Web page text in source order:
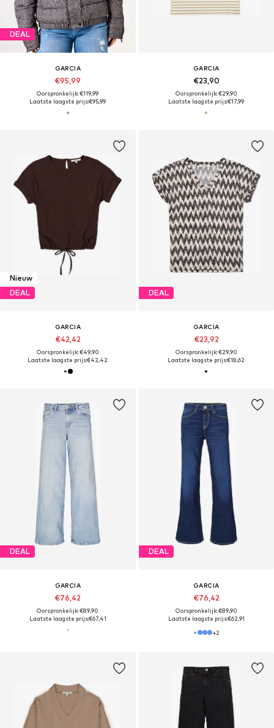
DEAL
GARCIA
€95,99
Oorspronkelijk: €119,99
Laatste laagste prijs:€95,99
GARCIA
€23,90
Oorspronkelijk: €29,90
Laatste laagste prijs:€17,99
Nieuw
DEAL
GARCIA
€42,42
Oorspronkelijk: €49,90
Laatste laagste prijs:€42,42
DEAL
GARCIA
€23,92
Oorspronkelijk: €29,90
Laatste laagste prijs:€18,62
DEAL
GARCIA
€76,42
Oorspronkelijk: €89,90
Laatste laagste prijs:€67,41
DEAL
GARCIA
€76,42
Oorspronkelijk: €89,90
Laatste laagste prijs:€62,91
+2